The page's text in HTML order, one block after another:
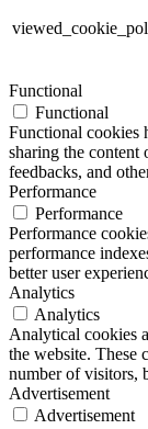
Functional
Functional
Functional cookies
sharing the content
feedbacks, and
Performance
Performance
Performance
performance
better user
Analytics
Analytics
Analytical cookies
the website. These
number of visitors,
Advertisement
Advertisement